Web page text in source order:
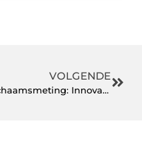
VOLGENDE
Lichaamsmeting: Innovatieve Gezondheidsanalyse in ‘s-Graveland